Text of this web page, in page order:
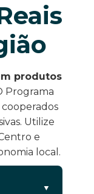
produtos
Programa
Utilize
e
local.